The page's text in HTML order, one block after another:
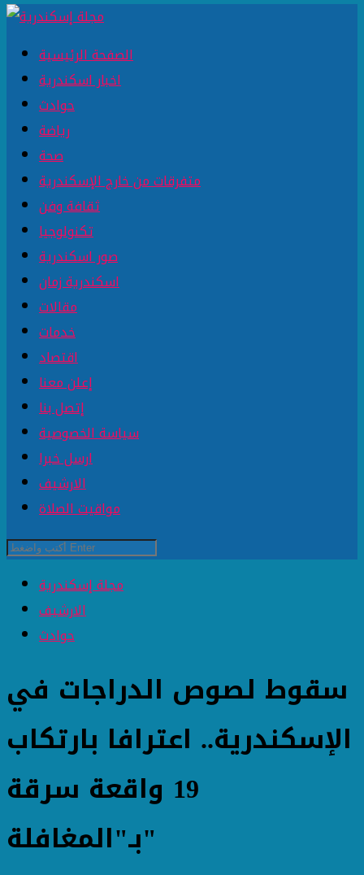
الصفحة الرئيسية
اخبار اسكندرية
حوادث
رياضة
صحة
متفرقات من خارج الإسكندرية
ثقافة وفن
تكنولوجيا
صور اسكندرية
اسكندرية زمان
مقالات
خدمات
اقتصاد
إعلن معنا
إتصل بنا
سياسة الخصوصية
ارسل خبرا
الارشيف
مواقيت الصلاة
مجلة إسكندرية
الارشيف
حوادث
سقوط لصوص الدراجات في
الإسكندرية.. اعترافا بارتكاب
19 واقعة سرقة
بـ"المغافلة"